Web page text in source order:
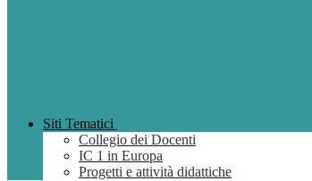
Siti Tematici
Collegio dei Docenti
IC 1 in Europa
Progetti e attività didattiche